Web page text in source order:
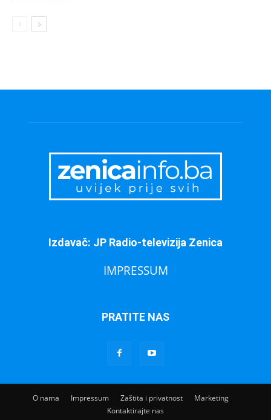
Izdavač: JP Radio-televizija Zenica
IMPRESSUM
PRATITE NAS
O nama Impressum Zaštita i privatnost
Marketing
Kontaktirajte nas